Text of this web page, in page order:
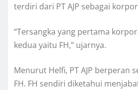
terdiri dari PT AJP sebagai
“Tersangka yang pertama
kedua yaitu FH,” ujarnya.
Menurut Helfi, PT AJP berperan
FH. FH sendiri diketahui